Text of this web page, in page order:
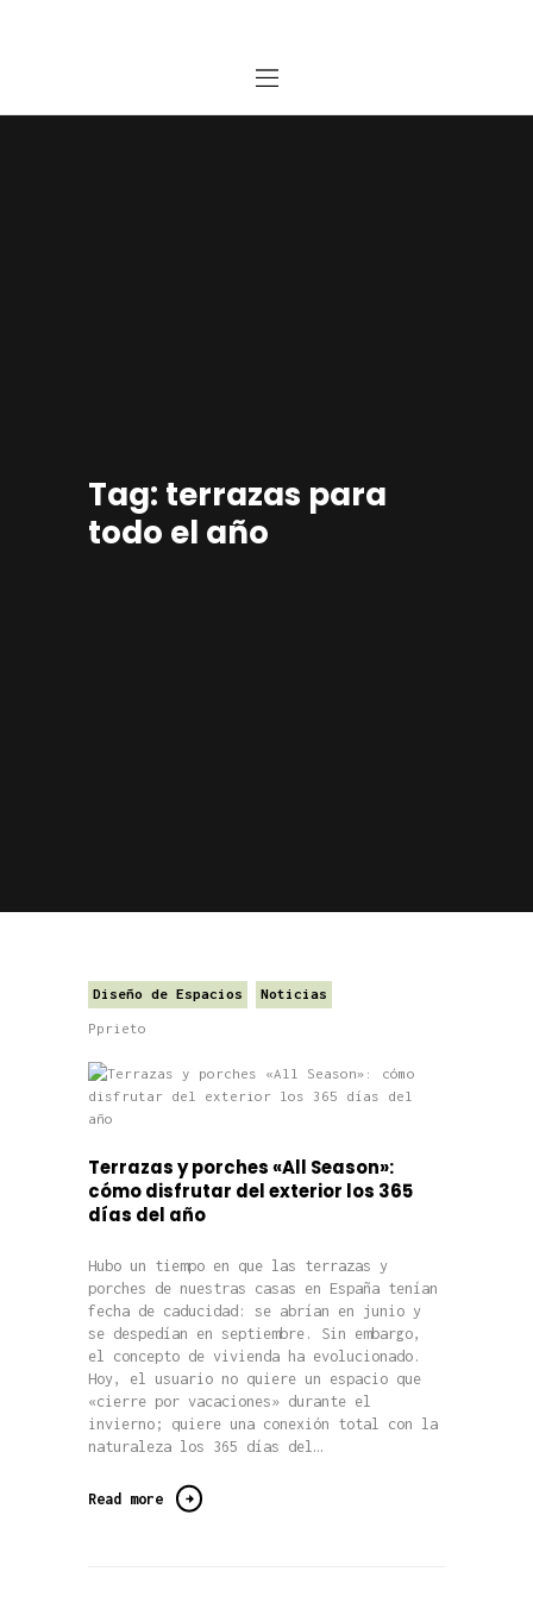
Tag: terrazas para
todo el año
Diseño de Espacios Noticias
Pprieto
Terrazas y porches «All Season»:
cómo disfrutar del exterior los 365
días del año
Hubo un tiempo en que las terrazas y
porches de nuestras casas en España tenían
fecha de caducidad: se abrían en junio y
se despedían en septiembre. Sin embargo,
el concepto de vivienda ha evolucionado.
Hoy, el usuario no quiere un espacio que
«cierre por vacaciones» durante el
invierno; quiere una conexión total con la
naturaleza los 365 días del…
Read more